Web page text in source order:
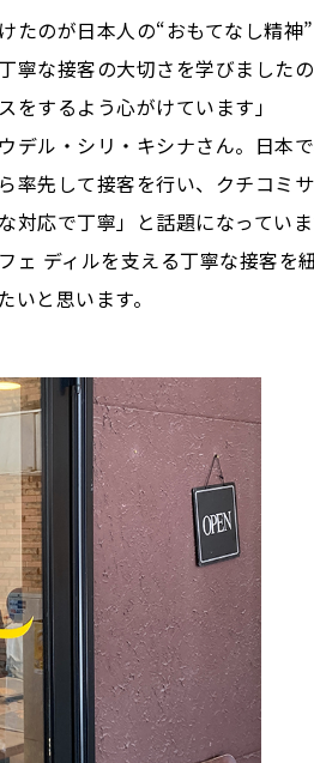
たのが日本人の“おもてなし精
寧な接客の大切さを学びました
をするよう心がけています」
デル・シリ・キシナさん。日本
率先して接客を行い、クチコミ
応で丁寧」と話題になっていま
ェ ディルを支える丁寧な接客を
と思います。